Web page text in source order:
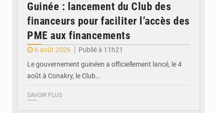
Guinée : lancement du Club des
financeurs pour faciliter l’accès des
PME aux financements
6 août 2026
Publié à 11h21
Le gouvernement guinéen a officiellement lancé, le 4
août à Conakry, le Club…
SAVOIR PLUS